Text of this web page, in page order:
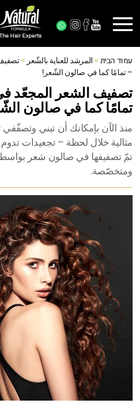
עמוד הבית> المرشد للعناية بالشّعر >
– تمامًا كما في صالون الشّعر!
تصفيف الشعر المجعّد
تمامًا كما في صالون
منذ الآن بإمكانك أن تبني
مثالية خلال لحظة – تجعيدات تدوم
تمّ تصفيفها في صالون شعر
ومتخصّصة.